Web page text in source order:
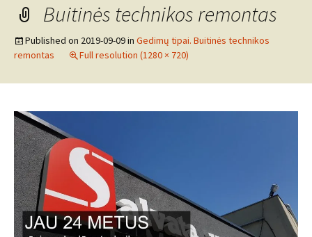
Buitinės technikos remontas
Published on 2019-09-09in Gedimų tipai. Buitinės technikos
remontas
Full resolution (1280 × 720)